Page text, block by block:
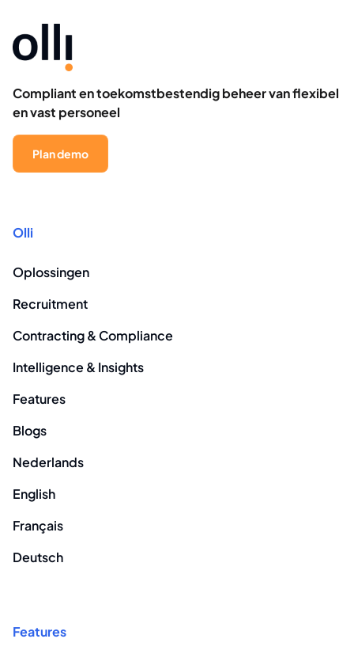
Compliant en toekomstbestendig beheer van flexibel
en vast personeel
Plan demo
Olli
Oplossingen
Recruitment
Contracting & Compliance
Intelligence & Insights
Features
Blogs
Nederlands
English
Français
Deutsch
Features